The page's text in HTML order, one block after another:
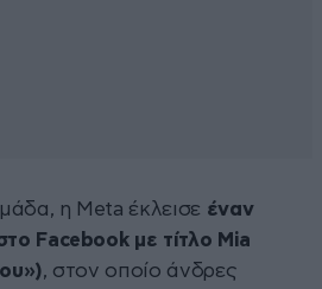
η Meta έκλεισε έναν
Facebook με τίτλο Mia
, στον οποίο άνδρες